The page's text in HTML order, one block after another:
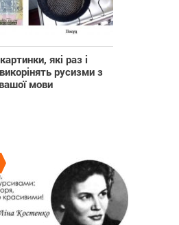
які раз і
русизми з
вашої мови